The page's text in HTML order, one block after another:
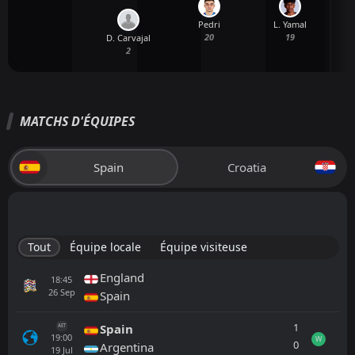
D. Carvajal
2
Pedri
20
L. Yamal
19
MATCHS D'ÉQUIPES
Spain Croatia
Tout Équipe locale Équipe visiteuse
18:45
26 Sep
England
Spain
AET
19:00
19 Jul
Spain
Argentina
1
0
W